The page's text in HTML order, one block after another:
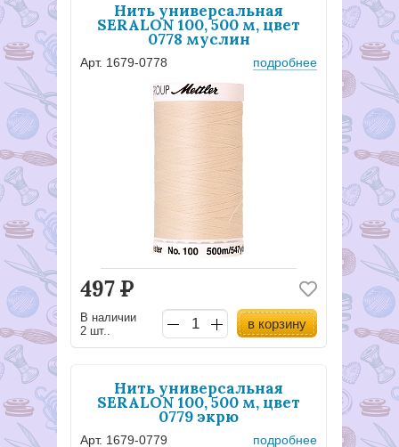
Нить универсальная
SERALON 100, 500 м, цвет
0778 муслин
Арт. 1679-0778 подробнее
497Р
В наличии
2 шт..
в корзину
Нить универсальная
SERALON 100, 500 м, цвет
0779 экрю
Арт. 1679-0779 подробнее